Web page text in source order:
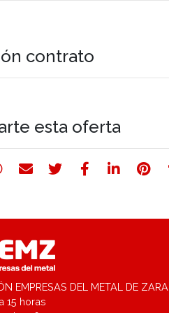
contrato
esta oferta
EMPRESAS DEL METAL DE
15 horas